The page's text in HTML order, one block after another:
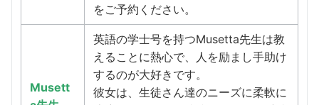
をご予約ください。
Musett
英語の学士号を持つMusetta先生は教
えることに熱心で、人を励まし手助け
するのが大好きです。
彼女は、生徒さん達のニーズに柔軟に